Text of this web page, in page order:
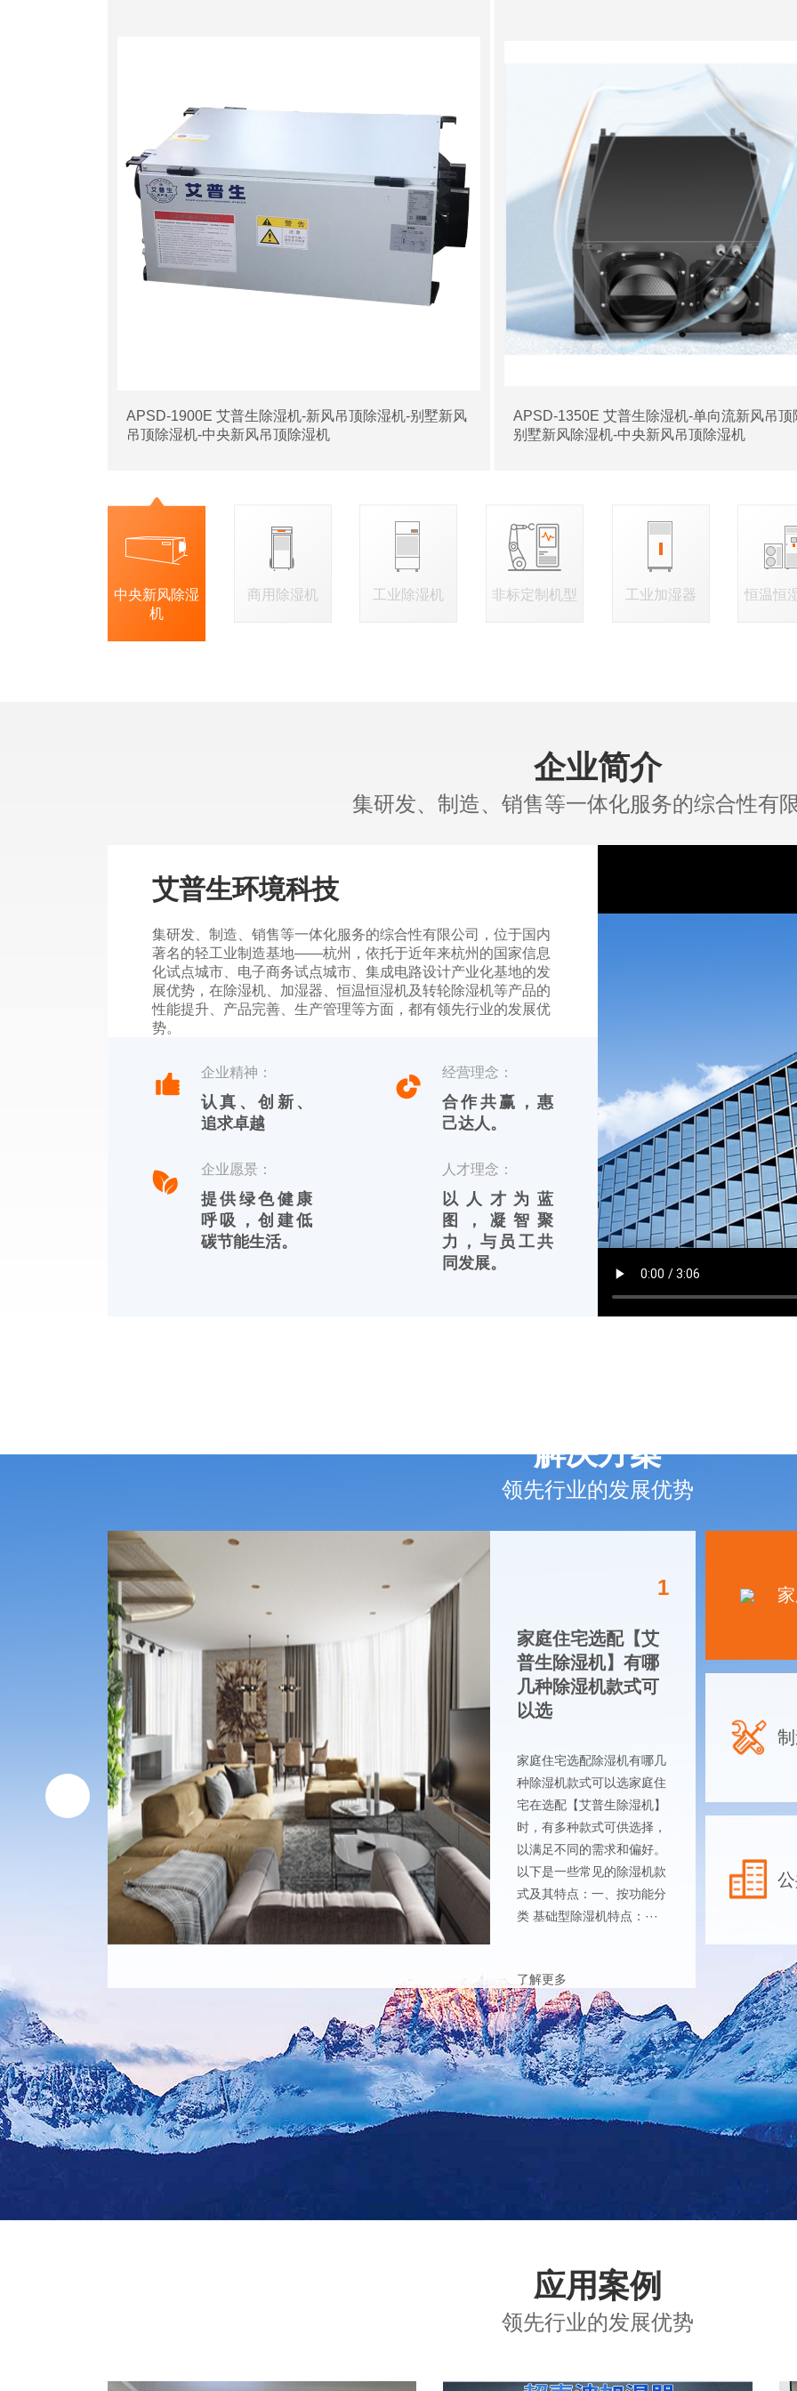
APSD-1900E 艾普生除湿机-新风吊顶除湿机-别墅新风
吊顶除湿机-中央新风吊顶除湿机
APSD-1350E 艾普生除湿机-单向流新风吊顶
别墅新风除湿机-中央新风吊顶除湿机
中央新风除湿
机
商用除湿机 工业除湿机 非标定制机型 工业加湿器 恒温恒
企业简介
集研发、制造、销售等一体化服务的综合性有
艾普生环境科技
集研发、制造、销售等一体化服务的综合性有限公司，位于国内
著名的轻工业制造基地——杭州，依托于近年来杭州的国家信息
化试点城市、电子商务试点城市、集成电路设计产业化基地的发
展优势，在除湿机、加湿器、恒温恒湿机及转轮除湿机等产品的
性能提升、产品完善、生产管理等方面，都有领先行业的发展优
势。
杭州川田电器拥有自主品牌，中文标识【友川】，英文标识
【YOTREE】。川田电器——核心产品 川田电器目前专业生产
除湿机、加湿机及周边湿度控制产品。
企业精神：
认真、创新、
追求卓越
经营理念：
合作共赢，惠
己达人。
企业愿景：
提供绿色健康
呼吸，创建低
碳节能生活。
人才理念：
以人才为蓝
图，凝智聚
力，与员工共
同发展。
解决方案
领先行业的发展优势
1
家庭住宅选配【艾
普生除湿机】有哪
几种除湿机款式可
以选
家庭住宅选配除湿机有哪几
种除湿机款式可以选家庭住
宅在选配【艾普生除湿机】
时，有多种款式可供选择，
以满足不同的需求和偏好。
以下是一些常见的除湿机款
式及其特点：一、按功能分
类 基础型除湿机特点：···
了解更多
应用案例
领先行业的发展优势